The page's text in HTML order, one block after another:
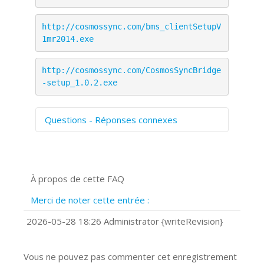
http://cosmossync.com/bms_clientSetupV
1mr2014.exe
http://cosmossync.com/CosmosSyncBridge
-setup_1.0.2.exe
Questions - Réponses connexes
Prise de vue 360°
?
Comment installer Google Chrome ?
À propos de cette FAQ
Merci de noter cette entrée :
2026-05-28 18:26 Administrator {writeRevision}
Vous ne pouvez pas commenter cet enregistrement